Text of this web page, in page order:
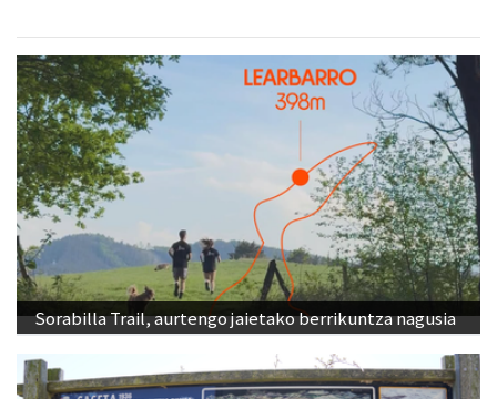
Sorabilla Trail, aurtengo jaietako berrikuntza nagusia